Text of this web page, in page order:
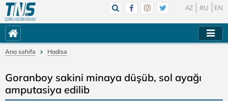
AZ RU EN
Ana səhifə Hadisə
Goranboy sakini minaya düşüb, sol ayağı
amputasiya edilib